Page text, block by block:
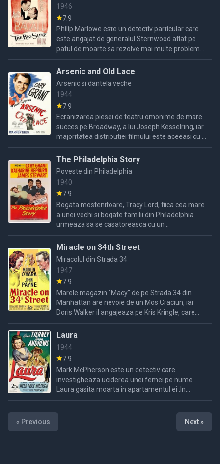
1946
7.9
Philip Marlowe este un detectiv particular care
este angajat de generalul Sternwood aflat pe
patul de moarte sa rezolve mai multe probleme
care il deranjeaza si sa aiba grija de fiica lui ,
Carmen.Cu ...
Arsenic and Old Lace
Arsenic si dantela veche
1944
7.9
Ecranizarea piesei de teatru omonime de mare
succes pe Broadway, a lui Joseph Kesselring, iar
majoritatea distributiei filmului este aceeasi cu a
piesei . Este vorba despre doua batranele dulci,
...
The Philadelphia Story
Poveste din Philadelphia
1940
7.9
Bogata mostenitoare, Tracy Lord, fiica cea mare
a unei vechi si bogate familii din Philadelphia
urmeaza sa se casatoreasca cu un
scriitor.Evenimentul va fi unul foarte mediatizat
si plin de oameni de ...
Miracle on 34th Street
Miracolul din Strada 34
1947
7.9
Marele magazin "Macy" de pe Strada 34 din
Manhattan are nevoie de un Mos Craciun, iar
Doris Walker il angajeaza pe Kris Kringle, care
produce senzatie la parada anuala si devine
mascota
Laura
1944
7.9
Mark McPherson este un detectiv care
investigheaza uciderea unei femei pe nume
Laura gasita moarta in apartamentul ei .In
timpul investigatiei el nu intelege cine ar fi putut
« Previous
Next »